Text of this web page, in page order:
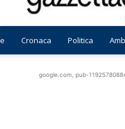
Cronaca Politica
google.com, pub-